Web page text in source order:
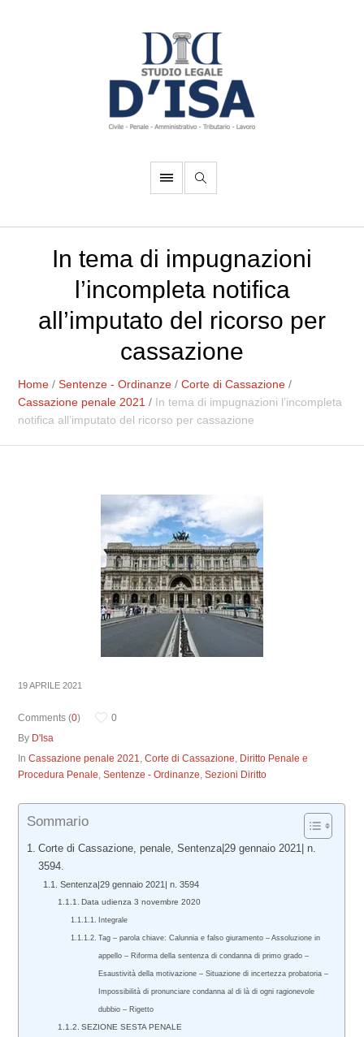
In tema di impugnazioni
l’incompleta notifica
all’imputato del ricorso per
cassazione
Home /Sentenze - Ordinanze /Corte di Cassazione /
Cassazione penale 2021 / In tema di impugnazioni l’incompleta
notifica all’imputato del ricorso per cassazione
19 APRILE 2021
Comments (0)
0
By D'Isa
InCassazione penale 2021,Corte di Cassazione, Diritto Penale e
Procedura Penale,Sentenze - Ordinanze,Sezioni Diritto
Sommario
Corte di Cassazione, penale, Sentenza|29 gennaio 2021| n.
3594.
Sentenza|29 gennaio 2021| n. 3594
Data udienza 3 novembre 2020
Integrale
Tag – parola chiave: Calunnia e falso giuramento – Assoluzione in
appello – Riforma della sentenza di condanna di primo grado –
Esaustività della motivazione – Situazione di incertezza probatoria –
Impossibilità di pronunciare condanna al di là di ogni ragionevole
dubbio – Rigetto
SEZIONE SESTA PENALE